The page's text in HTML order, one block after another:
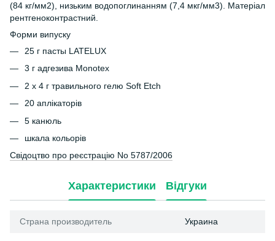
(84 кг/мм2), низьким водопоглинанням (7,4 мкг/мм3). Матеріал
рентгеноконтрастний.
Форми випуску
25 г пасты LATELUX
3 г адгезива Monotex
2 х 4 г травильного гелю Soft Etch
20 аплікаторів
5 канюль
шкала кольорів
Свідоцтво про реєстрацію No 5787/2006
Характеристики Відгуки
Страна производитель Украина